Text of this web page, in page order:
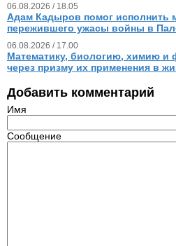
06.08.2026 / 18.05
Адам Кадыров помог исполнить
пережившего ужасы войны в
06.08.2026 / 17.00
Математику, биологию, химию и
через призму их применения в
Добавить комментарий
Имя
Сообщение